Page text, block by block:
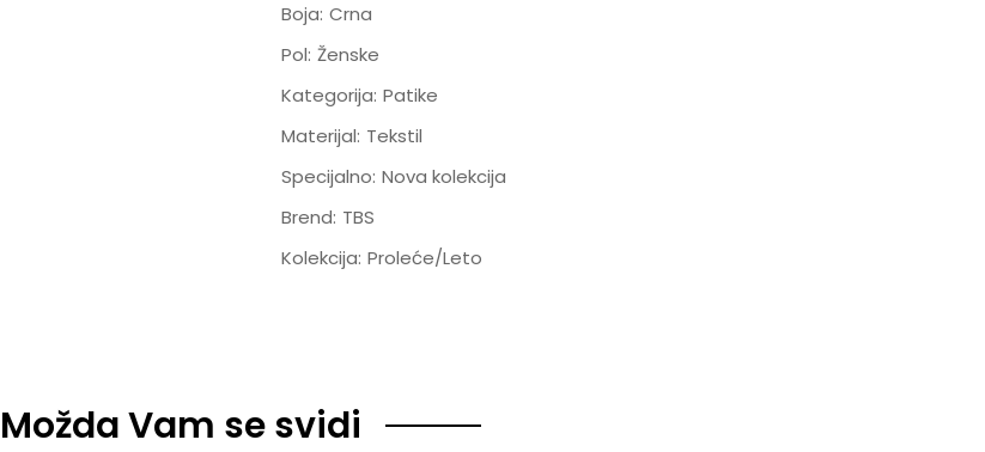
Boja: Crna
Pol: Ženske
Kategorija: Patike
Materijal: Tekstil
Specijalno: Nova kolekcija
Brend: TBS
Kolekcija: Proleće/Leto
Možda Vam se svidi